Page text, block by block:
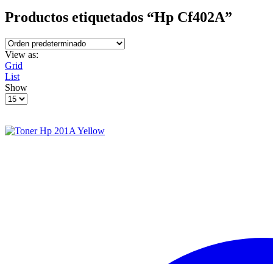
Productos etiquetados “Hp Cf402A”
View as:
Grid
List
Show
Products